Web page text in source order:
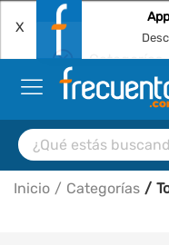
X
Inicio Categorías